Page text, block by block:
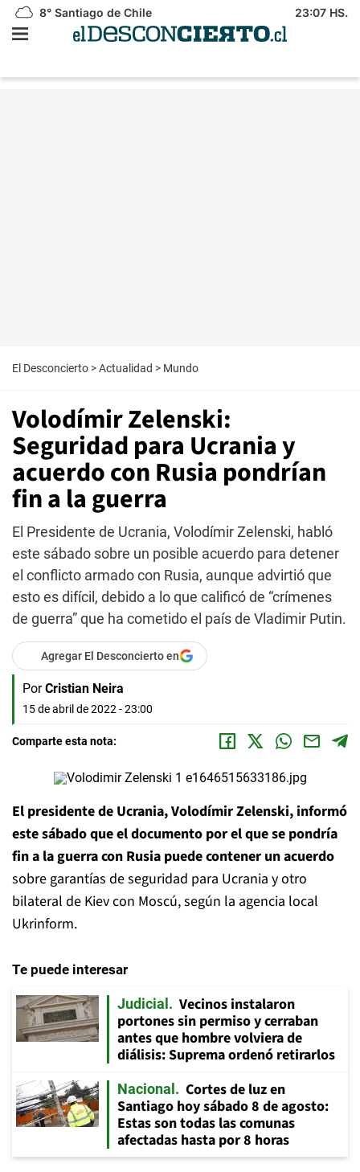
8° Santiago de Chile 23:07 HS.
El Desconcierto >Actualidad > Mundo
Volodímir Zelenski:
Seguridad para Ucrania y
acuerdo con Rusia pondrían
fin a la guerra
El Presidente de Ucrania, Volodímir Zelenski, habló
este sábado sobre un posible acuerdo para detener
el conflicto armado con Rusia, aunque advirtió que
esto es difícil, debido a lo que calificó de “crímenes
de guerra” que ha cometido el país de Vladimir Putin.
Agregar El Desconcierto en
Por Cristian Neira
15 de abril de 2022 - 23:00
Comparte esta nota:
El presidente de Ucrania, Volodímir Zelenski, informó
este sábado que el documento por el que se pondría
fin a la guerra con Rusia puede contener un acuerdo
sobre garantías de seguridad para Ucrania y otro
bilateral de Kiev con Moscú, según la agencia local
Ukrinform.
Te puede interesar
Judicial
Vecinos instalaron
portones sin permiso y cerraban
antes que hombre volviera de
diálisis: Suprema ordenó retirarlos
Nacional
Cortes de luz en
Santiago hoy sábado 8 de agosto:
Estas son todas las comunas
afectadas hasta por 8 horas